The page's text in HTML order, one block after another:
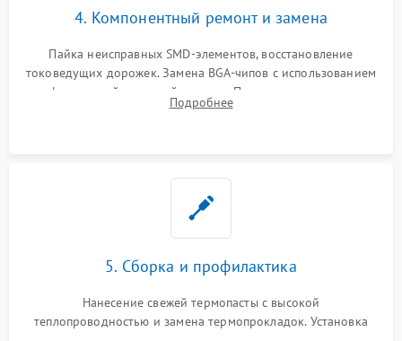
4. Компонентный ремонт и замена
Пайка неисправных SMD-элементов, восстановление
токоведущих дорожек. Замена BGA-чипов с использованием
инфракрасной паяльной станции. Прошивка микросхемы
BIOS или замена поврежденных портов USB
Подробнее
5. Сборка и профилактика
Нанесение свежей термопасты с высокой
теплопроводностью и замена термопрокладок. Установка